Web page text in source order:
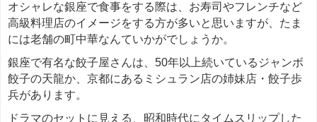
オシャレな銀座で食事をする際は、お寿司やフレンチなど
高級料理店のイメージをする方が多いと思いますが、たま
には老舗の町中華なんていかがでしょうか。
銀座で有名な餃子屋さんは、50年以上続いているジャンボ
餃子の天龍か、京都にあるミシュラン店の姉妹店・餃子歩
兵があります。
ドラマのセットに見える、昭和時代にタイムスリップした